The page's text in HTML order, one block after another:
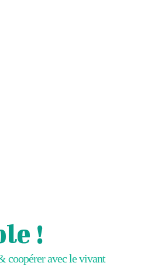
!
coopérer avec le vivant